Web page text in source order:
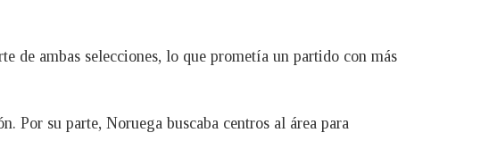
de ambas selecciones, lo que prometía un partido con más
Por su parte, Noruega buscaba centros al área para